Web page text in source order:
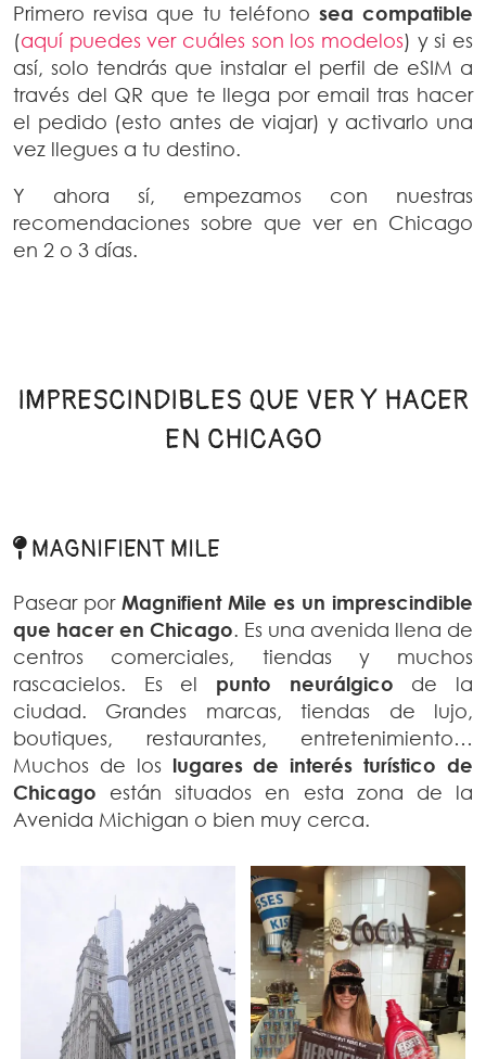
Primero revisa que tu teléfonosea compatible
(aquí puedes ver cuáles son los modelos) y si es
así, solo tendrás que instalar el perfil de eSIM a
través del QR que te llega por email tras hacer
el pedido (esto antes de viajar) y activarlo una
vez llegues a tu destino.
Y ahora sí, empezamos con nuestras
recomendaciones sobre que ver en Chicago
en 2 o 3 días.
IMPRESCINDIBLES QUE VER Y HACER
EN CHICAGO
MAGNIFIENT MILE
Pasear por Magnifient Mile es un imprescindible
que hacer en Chicago. Es una avenida llena de
centros comerciales, tiendas y muchos
rascacielos. Es el punto neurálgico de la
ciudad. Grandes marcas, tiendas de lujo,
boutiques, restaurantes, entretenimiento…
Muchos de los lugares de interés turístico de
Chicago están situados en esta zona de la
Avenida Michigan o bien muy cerca.